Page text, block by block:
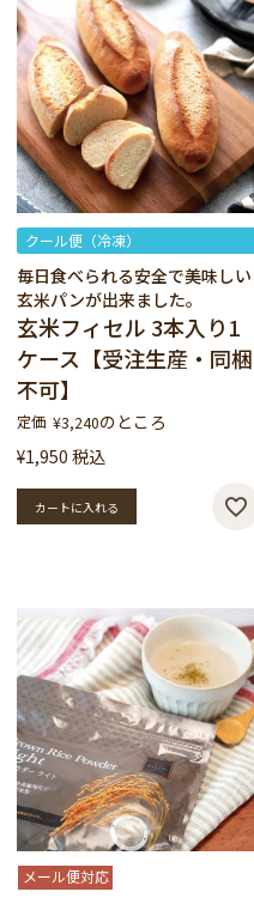
クール便（冷凍）
毎日食べられる安全で美味しい
玄米パンが出来ました。
玄米フィセル 3本入り1
ケース【受注生産・同梱
不可】
定価 ¥3,240のところ
¥1,950 税込
カートに入れる
メール便対応